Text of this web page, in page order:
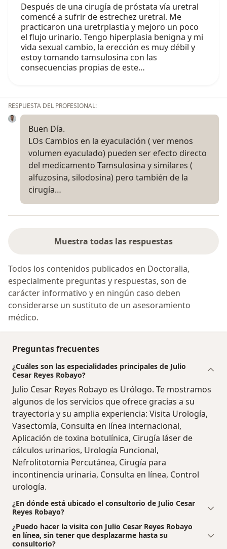
Después de una cirugía de próstata vía uretral
comencé a sufrir de estrechez uretral. Me
practicaron una uretrplastia y mejoro un poco
el flujo urinario. Tengo hiperplasia benigna y mi
vida sexual cambio, la erección es muy débil y
estoy tomando tamsulosina con las
consecuencias propias de este…
RESPUESTA DEL PROFESIONAL:
Buen Día.
LOs Cambios en la eyaculación ( ver menos
volumen eyaculado) pueden ser efecto directo
del medicamento Tamsulosina y similares (
alfuzosina, silodosina) pero también de la
cirugía…
Muestra todas las respuestas
Todos los contenidos publicados en Doctoralia,
especialmente preguntas y respuestas, son de
carácter informativo y en ningún caso deben
considerarse un sustituto de un asesoramiento
médico.
Preguntas frecuentes
¿Cuáles son las especialidades principales de Julio
Cesar Reyes Robayo?
Julio Cesar Reyes Robayo es Urólogo. Te mostramos
algunos de los servicios que ofrece gracias a su
trayectoria y su amplia experiencia: Visita Urología,
Vasectomía, Consulta en línea internacional,
Aplicación de toxina botulínica, Cirugía láser de
cálculos urinarios, Urología Funcional,
Nefrolitotomia Percutánea, Cirugía para
incontinencia urinaria, Consulta en línea, Control
urología.
¿En dónde está ubicado el consultorio de Julio Cesar
Reyes Robayo?
¿Puedo hacer la visita con Julio Cesar Reyes Robayo
en línea, sin tener que desplazarme hasta su
consultorio?